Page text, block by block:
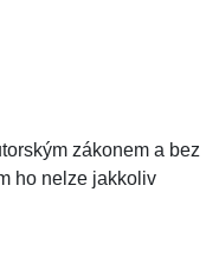
zákonem a bez
ho nelze jakkoliv